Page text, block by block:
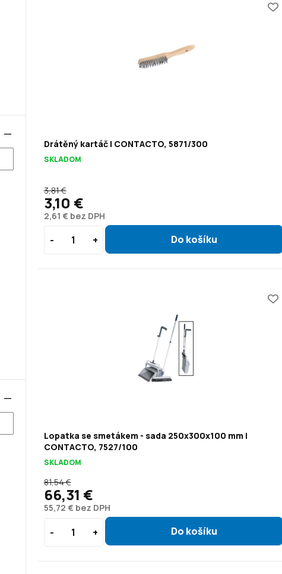
Drátěný kartáč | CONTACTO, 5871/300
SKLADOM
2,61 € bez DPH
3,81 €
3,10 €
Lopatka se smetákem - sada 250x300x100 mm |
CONTACTO, 7527/100
SKLADOM
55,72 € bez DPH
81,54 €
66,31 €